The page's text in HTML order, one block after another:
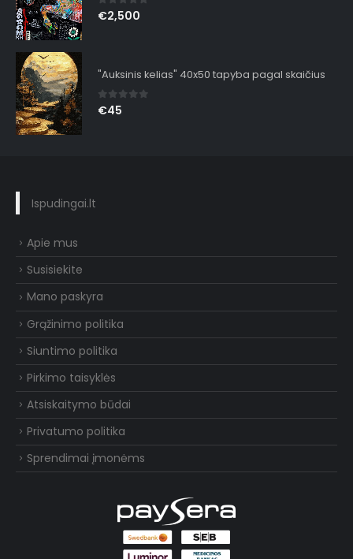
0out of 5
€2,500
"Auksinis kelias" 40x50 tapyba pagal skaičius
0out of 5
€45
Ispudingai.lt
Apie mus
Susisiekite
Mano paskyra
Grąžinimo politika
Siuntimo politika
Pirkimo taisyklės
Atsiskaitymo būdai
Privatumo politika
Sprendimai įmonėms